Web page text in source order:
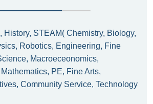
History, STEAM( Chemistry, Biology,
Robotics, Engineering, Fine
Macroeceonomics,
PE, Fine Arts,
Community Service, Technology